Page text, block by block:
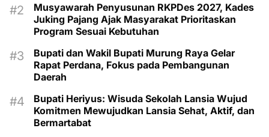
Musyawarah Penyusunan RKPDes 2027, Kades
Juking Pajang Ajak Masyarakat Prioritaskan
Program Sesuai Kebutuhan
Bupati dan Wakil Bupati Murung Raya Gelar
Rapat Perdana, Fokus pada Pembangunan
Daerah
Bupati Heriyus: Wisuda Sekolah Lansia Wujud
Komitmen Mewujudkan Lansia Sehat, Aktif, dan
Bermartabat